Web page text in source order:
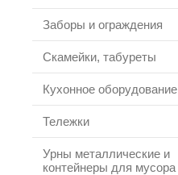
Заборы и ограждения
Скамейки, табуреты
Кухонное оборудование
Тележки
Урны металлические и
контейнеры для мусора